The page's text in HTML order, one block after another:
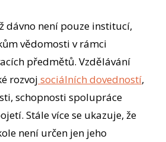
dávno není pouze institucí,
vědomosti v rámci
předmětů. Vzdělávání
rozvoj sociálních dovedností,
schopnosti spolupráce
Stále více se ukazuje, že
není určen jen jeho